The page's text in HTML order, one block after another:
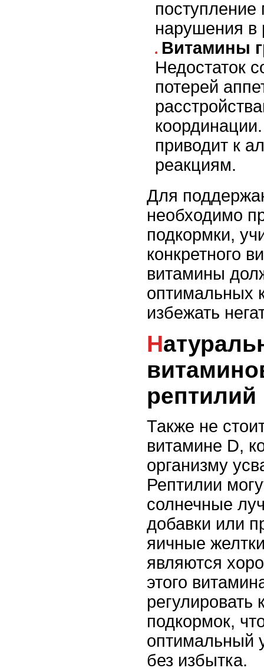
нарушения в
Витамины
Недостаток
потерей
приводит к
реакциям.
Для
необходимо
подкормки,
конкретного
витамины
оптимальных
избежать
Натуральные источники
рептилий
Также не
витамине D,
организму
Рептилии
солнечные
добавки или
яичные
являются
этого
регулировать
подкормок,
оптимальный
без избытка.